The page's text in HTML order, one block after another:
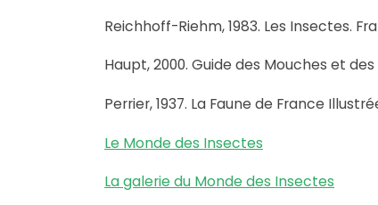
Reichhoff-Riehm, 1983. Les Insectes.
Haupt, 2000. Guide des Mouches et
Perrier, 1937. La Faune de France
Le Monde des Insectes
La galerie du Monde des Insectes